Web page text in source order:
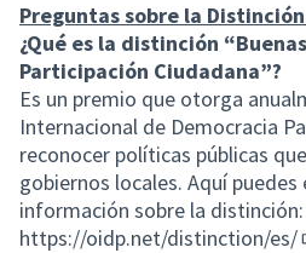
Preguntas sobre la Distinción
¿Qué es la distinción
Participación Ciudadana”?
Es un premio que otorga
Internacional de Democracia
reconocer políticas públicas
gobiernos locales. Aquí
información sobre la distinción:
https://oidp.net/distinction/es/